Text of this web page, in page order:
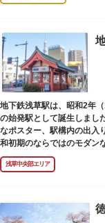
地下鉄浅草駅は、昭和2年
の始発駅として誕生しまし
なポスター、駅構内の出入
和初期のならではのモダン
浅草中央部エリア